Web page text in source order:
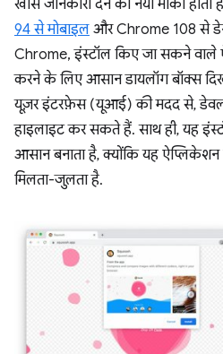
खास जानकारी देने का नया मौका
94 से मोबाइल और Chrome 108 से
Chrome, इंस्टॉल किए जा सकने वाले
करने के लिए आसान डायलॉग बॉक्स
यूज़र इंटरफ़ेस (यूआई) की मदद से,
हाइलाइट कर सकते हैं. साथ ही, यह
आसान बनाता है, क्योंकि यह ऐप्लिकेशन
मिलता-जुलता है.